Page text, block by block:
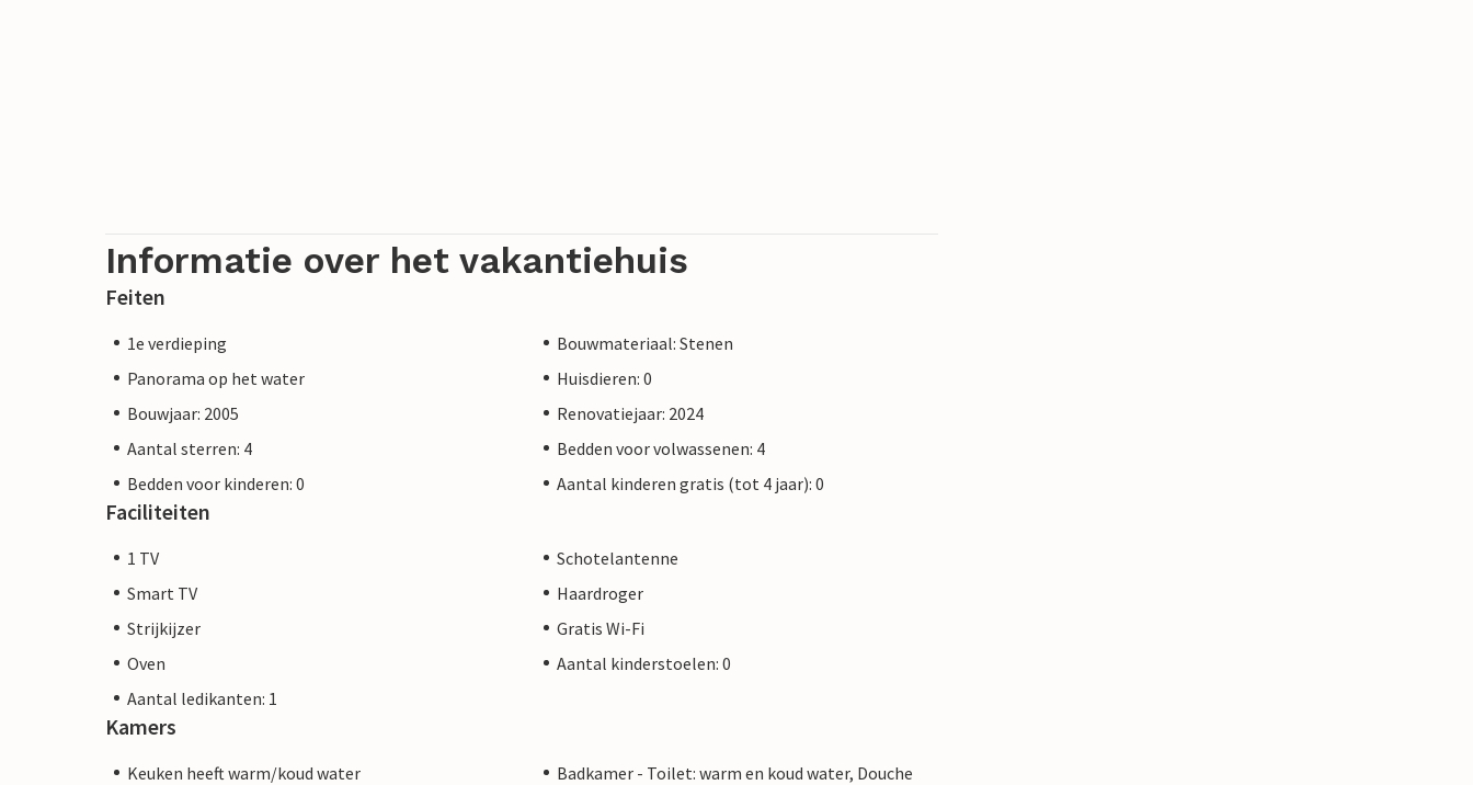
Informatie over het vakantiehuis
Feiten
1e verdieping
Bouwmateriaal: Stenen
Panorama op het water
Huisdieren: 0
Bouwjaar: 2005
Renovatiejaar: 2024
Aantal sterren: 4
Bedden voor volwassenen: 4
Bedden voor kinderen: 0
Aantal kinderen gratis (tot 4 jaar): 0
Faciliteiten
1 TV
Schotelantenne
Smart TV
Haardroger
Strijkijzer
Gratis Wi-Fi
Oven
Aantal kinderstoelen: 0
Aantal ledikanten: 1
Kamers
Keuken heeft warm/koud water
Badkamer - Toilet: warm en koud water, Douche